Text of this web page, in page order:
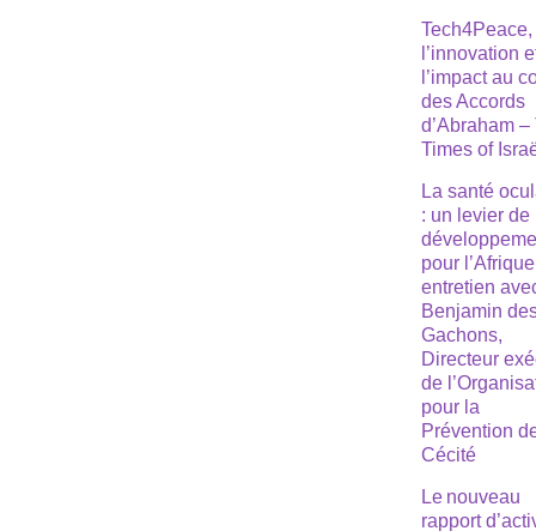
Tech4Peace,
l’innovation
l’impact au
des Accords
d’Abraham –
Times of
La santé
: un levier de
pour
entretien
Benjamin
Gachons,
Directeur
de
pour la
Prévention
Cécité
Le nouveau
rapport